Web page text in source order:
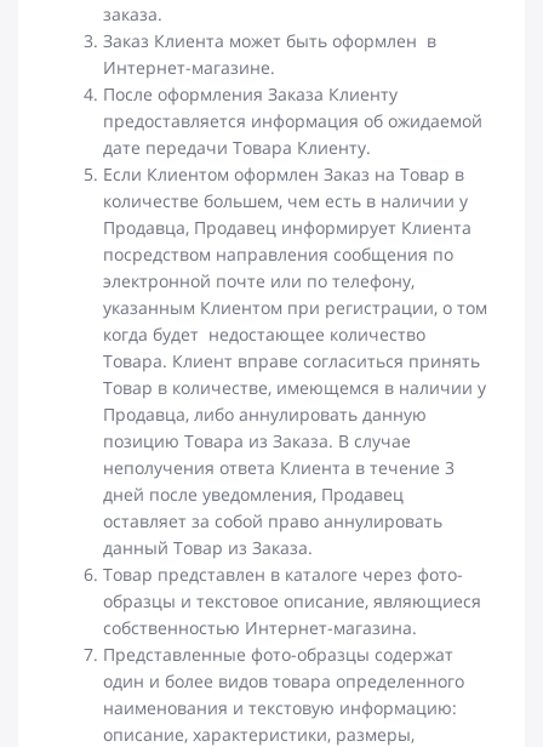
заказа.
Заказ Клиента может быть оформлен в
Интернет-магазине.
После оформления Заказа Клиенту
предоставляется информация об ожидаемой
дате передачи Товара Клиенту.
Если Клиентом оформлен Заказ на Товар в
количестве большем, чем есть в наличии у
Продавца, Продавец информирует Клиента
посредством направления сообщения по
электронной почте или по телефону,
указанным Клиентом при регистрации, о том
когда будет недостающее количество
Товара. Клиент вправе согласиться принять
Товар в количестве, имеющемся в наличии у
Продавца, либо аннулировать данную
позицию Товара из Заказа. В случае
неполучения ответа Клиента в течение 3
дней после уведомления, Продавец
оставляет за собой право аннулировать
данный Товар из Заказа.
Товар представлен в каталоге через фото-
образцы и текстовое описание, являющиеся
собственностью Интернет-магазина.
Представленные фото-образцы содержат
один и более видов товара определенного
наименования и текстовую информацию:
описание, характеристики, размеры,